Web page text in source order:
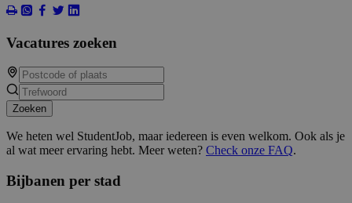
Vacatures zoeken
Zoeken
We heten wel StudentJob, maar iedereen is even welkom. Ook als je
al wat meer ervaring hebt. Meer weten? Check onze FAQ.
Bijbanen per stad